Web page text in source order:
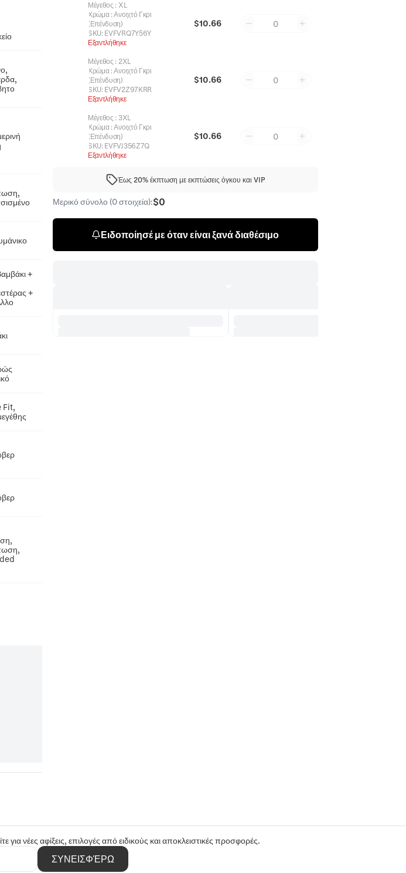
+
+
Fit,
Μέγεθος : XL
Χρώμα:Ανοιχτό Γκρι
(Επένδυση)
SKU: EVFVRQ7Y56Y
Εξαντλήθηκε
$10.66 0
Μέγεθος : 2XL
Χρώμα:Ανοιχτό Γκρι
(Επένδυση)
SKU: EVFV2Z97KRR
Εξαντλήθηκε
$10.66 0
Μέγεθος : 3XL
Χρώμα:Ανοιχτό Γκρι
(Επένδυση)
SKU: EVFVJ356Z7Q
Εξαντλήθηκε
$10.66 0
Έως 20% έκπτωση με εκπτώσεις όγκου και VIP
Μερικό σύνολο (0 στοιχεία):$0
Ειδοποίησέ με όταν είναι ξανά διαθέσιμο
για νέες αφίξεις, επιλογές από ειδικούς και αποκλειστικές προσφορές.
ΣΥΝΕΙΣΦΈΡΩ